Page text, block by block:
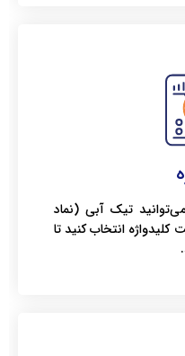
تیک آبی (نماد
کلیدواژه انتخاب کنید تا